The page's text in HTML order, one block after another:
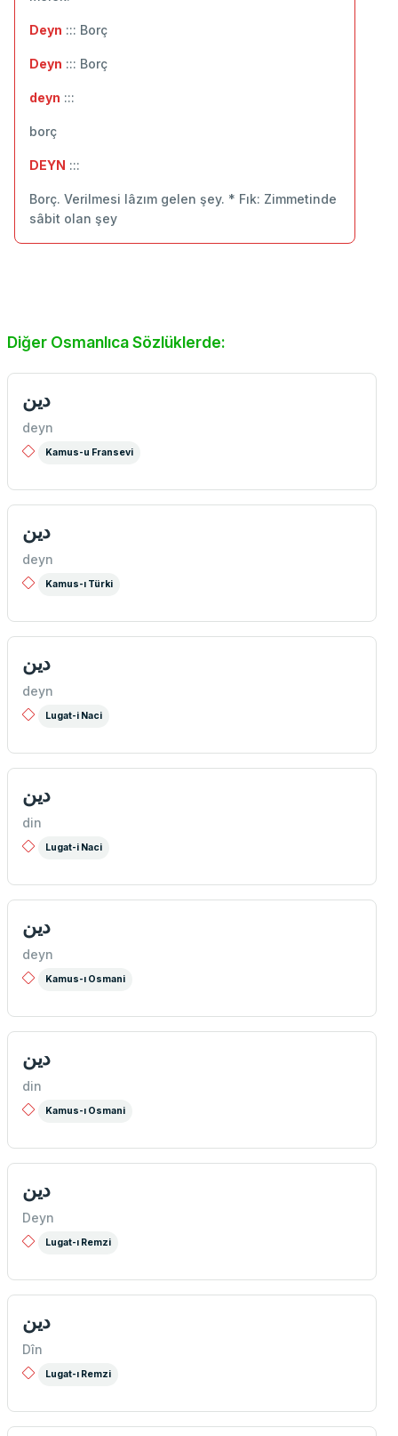
Deyn ::: Borç
Deyn ::: Borç
deyn :::
borç
DEYN :::
Borç. Verilmesi lâzım gelen şey. * Fık: Zimmetinde
sâbit olan şey
Diğer Osmanlıca Sözlüklerde:
دین
deyn
Kamus-u Fransevi
دین
deyn
Kamus-ı Türki
دين
deyn
Lugat-i Naci
دين
din
Lugat-i Naci
دين
deyn
Kamus-ı Osmani
دين
din
Kamus-ı Osmani
دين
Deyn
Lugat-ı Remzi
دين
Dîn
Lugat-ı Remzi